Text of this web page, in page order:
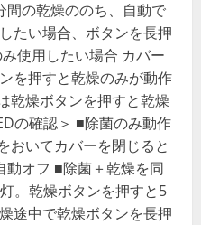
間の乾燥ののち、自動で
たい場合、ボタンを長押
使用したい場合 カバー
を押すと乾燥のみが動作
乾燥ボタンを押すと乾燥
の確認＞ ■除菌のみ動作
おいてカバーを閉じると
動オフ ■除菌＋乾燥を同
。乾燥ボタンを押すと5
途中で乾燥ボタンを長押